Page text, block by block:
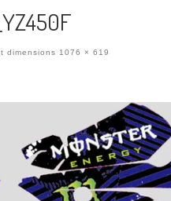
dimensions 1076 × 619